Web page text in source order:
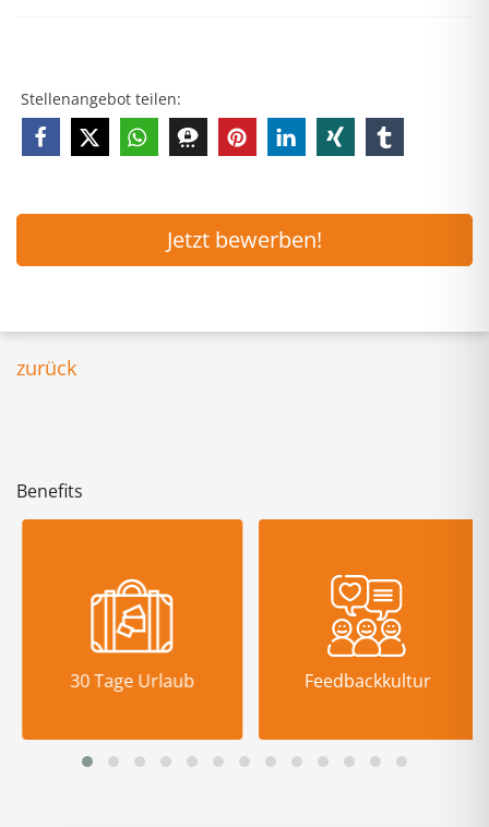
Stellenangebot teilen:
Jetzt bewerben!
zurück
Benefits
30 Tage Urlaub Feedbackkultur